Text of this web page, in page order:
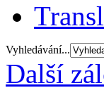
Vyhledávání...
Další